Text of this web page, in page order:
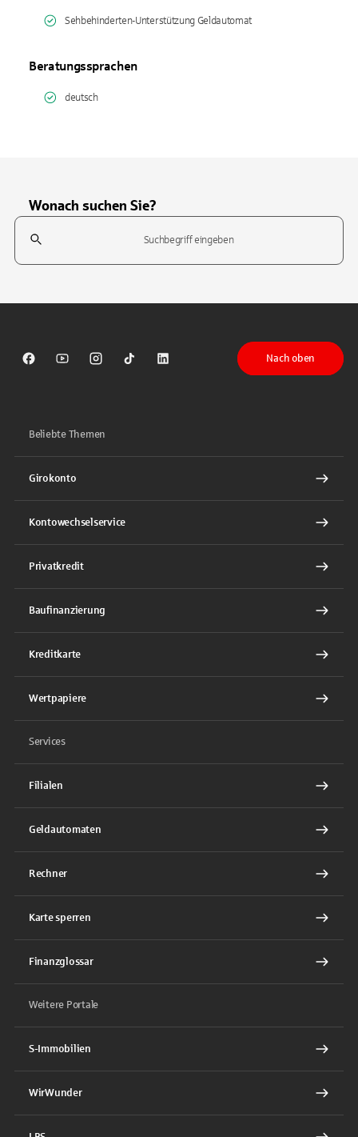
Sehbehinderten-Unterstützung Geldautomat
Beratungssprachen
deutsch
Wonach suchen Sie?
Suchfeld
Sparkasse auf Facebook
Sparkasse auf Youtube
Sparkasse auf Instagram
Sparkasse auf TikTok
Sparkasse auf LinkedIn
Nach oben
Beliebte Themen
Girokonto
Kontowechselservice
Privatkredit
Baufinanzierung
Kreditkarte
Wertpapiere
Services
Filialen
Geldautomaten
Rechner
Karte sperren
Finanzglossar
Weitere Portale
S-Immobilien
WirWunder